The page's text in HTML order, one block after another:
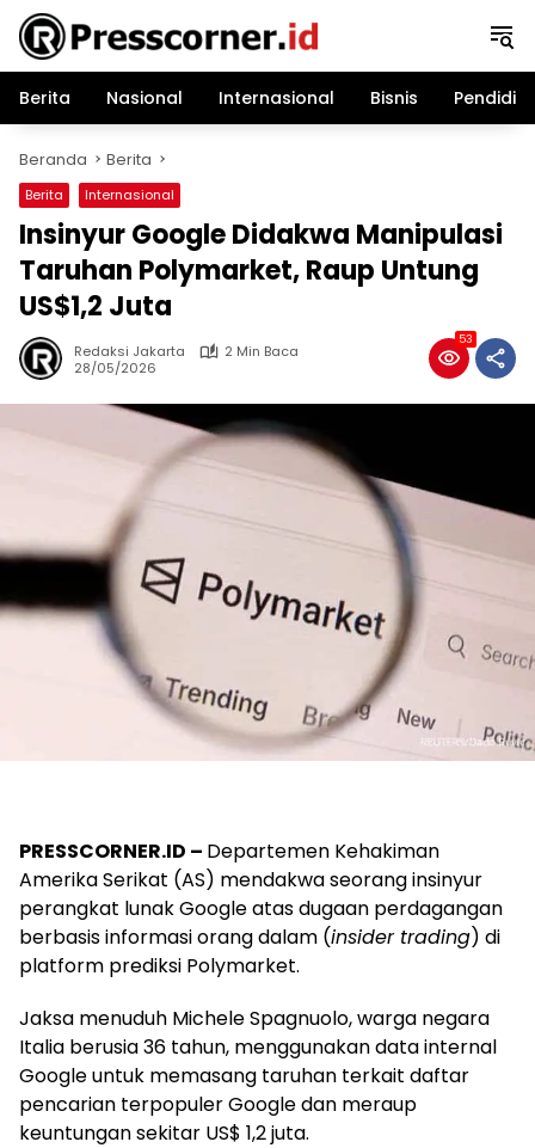
Langsung
konten
Berita
Nasional Internasional Bisnis
Beranda Berita
Berita Internasional
Insinyur Google Didakwa Manipulasi
Taruhan Polymarket, Raup Untung
US$1,2 Juta
Redaksi Jakarta
2 Min Baca
28/05/2026
53
PRESSCORNER.ID – Departemen Kehakiman
Amerika Serikat (AS) mendakwa seorang insinyur
perangkat lunak Google atas dugaan perdagangan
berbasis informasi orang dalam (insider trading) di
platform prediksi Polymarket.
Jaksa menuduh Michele Spagnuolo, warga negara
Italia berusia 36 tahun, menggunakan data internal
Google untuk memasang taruhan terkait daftar
pencarian terpopuler Google dan meraup
keuntungan sekitar US$ 1,2 juta.